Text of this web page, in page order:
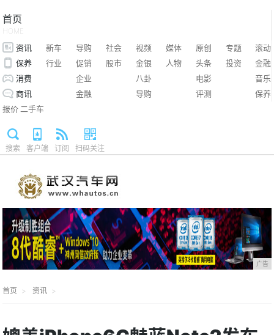
首页
HOME
资讯 新车 导购 社会 视频 媒体 原创 专题
滚动
保养
行业 促销 股市 金银 人物 头条 投资
金融
消费
企业 八卦 电影
音乐
商讯
金融 导购 评测
保养
报价 二手车
搜索 客户端 订阅 扫码关注
广告
首页 资讯